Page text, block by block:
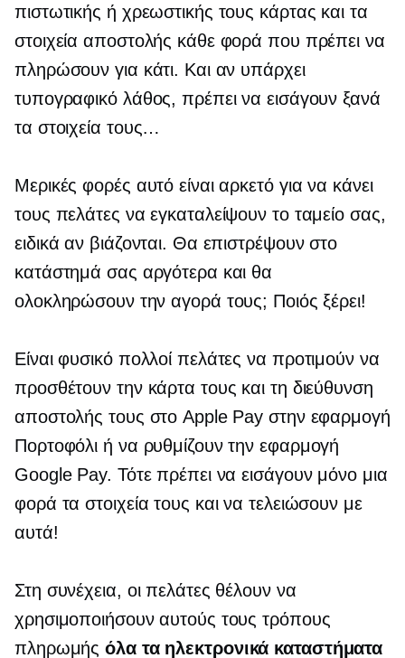
πιστωτικής ή χρεωστικής τους κάρτας και τα
στοιχεία αποστολής κάθε φορά που πρέπει να
πληρώσουν για κάτι. Και αν υπάρχει
τυπογραφικό λάθος, πρέπει να εισάγουν ξανά
τα στοιχεία τους…
Μερικές φορές αυτό είναι αρκετό για να κάνει
τους πελάτες να εγκαταλείψουν το ταμείο σας,
ειδικά αν βιάζονται. Θα επιστρέψουν στο
κατάστημά σας αργότερα και θα
ολοκληρώσουν την αγορά τους; Ποιός ξέρει!
Είναι φυσικό πολλοί πελάτες να προτιμούν να
προσθέτουν την κάρτα τους και τη διεύθυνση
αποστολής τους στο Apple Pay στην εφαρμογή
Πορτοφόλι ή να ρυθμίζουν την εφαρμογή
Google Pay. Τότε πρέπει να εισάγουν μόνο μια
φορά τα στοιχεία τους και να τελειώσουν με
αυτά!
Στη συνέχεια, οι πελάτες θέλουν να
χρησιμοποιήσουν αυτούς τους τρόπους
πληρωμήςόλα τα ηλεκτρονικά καταστήματα